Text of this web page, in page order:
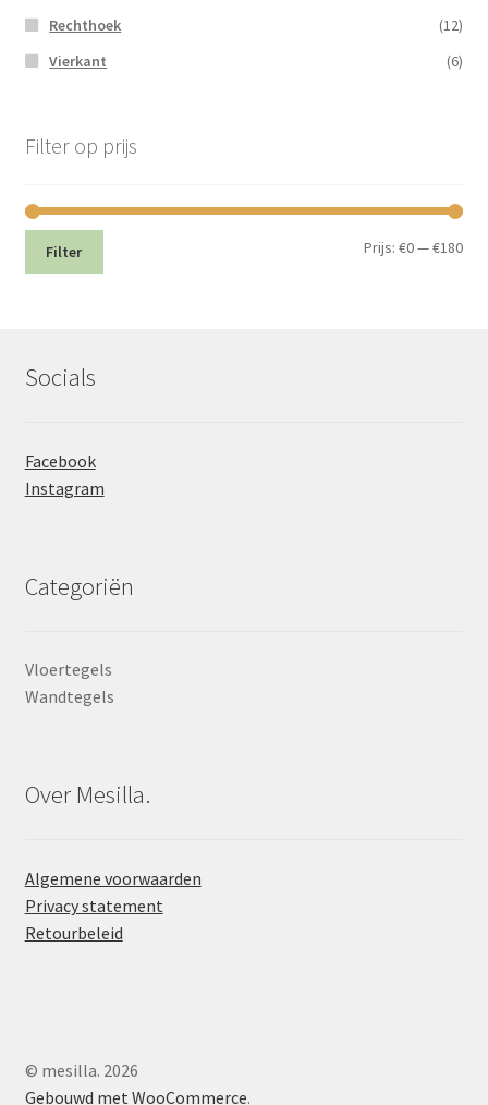
Rechthoek
(12)
Vierkant
(6)
Filter op prijs
Min.
Filter Prijs:€0—€180
Socials
Facebook
Instagram
Categoriën
Vloertegels
Wandtegels
Over Mesilla.
Algemene voorwaarden
Privacy statement
Retourbeleid
© mesilla. 2026
Gebouwd met WooCommerce.